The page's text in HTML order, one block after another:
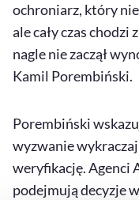
ochroniarz, który
ale cały czas
nagle nie zaczął
Kamil Porembiński.
Porembiński
wyzwanie
weryfikację. Agenci
podejmują decyzje